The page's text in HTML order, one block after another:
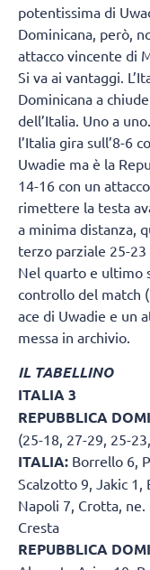
potentissima di
Dominicana, però,
attacco vincente di
Si va ai vantaggi.
Dominicana a
dell’Italia. Uno a
l’Italia gira sull’8-6
Uwadie ma è la
14-16 con un
rimettere la testa
a minima distanza,
terzo parziale 25-
Nel quarto e ultimo
controllo del match
ace di Uwadie e un
messa in archivio.
IL TABELLINO
ITALIA 3
REPUBBLICA
(25-18, 27-29, 25-
ITALIA: Borrello 6,
Scalzotto 9, Jakic 1,
Napoli 7, Crotta,
Cresta
REPUBBLICA